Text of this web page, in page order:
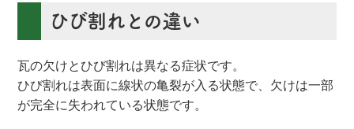
ひび割れとの違い
瓦の欠けとひび割れは異なる症状です。
ひび割れは表面に線状の亀裂が入る状態で、欠けは一部
が完全に失われている状態です。